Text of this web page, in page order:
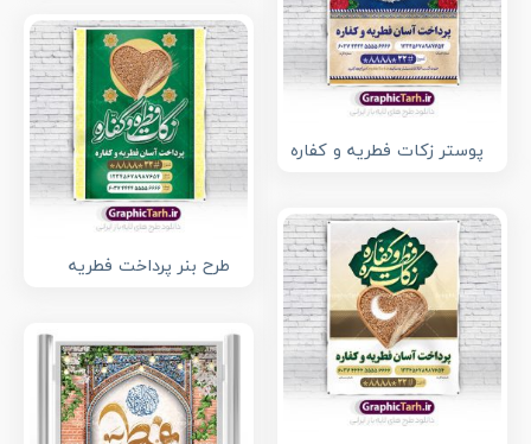
پوستر زکات فطریه و کفاره
طرح بنر پرداخت فطریه